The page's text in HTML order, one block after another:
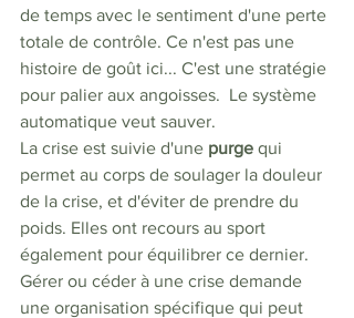
de temps avec le sentiment d'une perte
totale de contrôle. Ce n'est pas une
histoire de goût ici... C'est une stratégie
pour palier aux angoisses.  Le système
automatique veut sauver.
La crise est suivie d'une purge qui
permet au corps de soulager la douleur
de la crise, et d'éviter de prendre du
poids. Elles ont recours au sport
également pour équilibrer ce dernier.
Gérer ou céder à une crise demande
une organisation spécifique qui peut